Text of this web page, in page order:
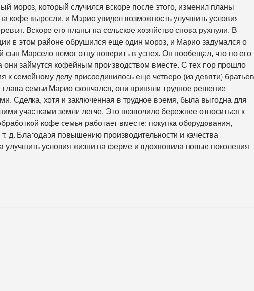
мороз, который случился вскоре после этого, изменил планы
кофе выросли, и Марио увидел возможность улучшить условия
Вскоре его планы на сельское хозяйство снова рухнули. В
в этом районе обрушился еще один мороз, и Марио задумался о
сын Марсело помог отцу поверить в успех. Он пообещал, что по его
они займутся кофейным производством вместе. С тех пор прошло
к семейному делу присоединилось еще четверо (из девяти) братьев
глава семьи Марио скончался, они приняли трудное решение
Сделка, хотя и заключенная в трудное время, была выгодна для
участками земли легче. Это позволило бережнее относиться к
кофе семья работает вместе: покупка оборудования,
д. Благодаря повышению производительности и качества
улучшить условия жизни на ферме и вдохновила новые поколения